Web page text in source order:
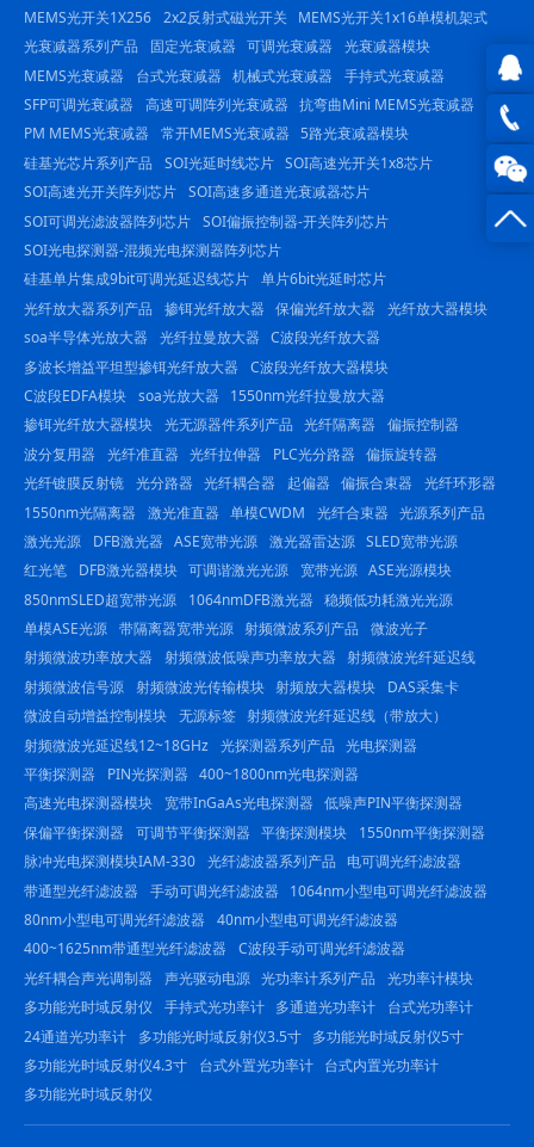
QQ在
线咨
0816
MEMS光开关1X256 2x2反射式磁光开关
MEMS光开关1x16单模机架式
光衰减器系列产品
固定光衰减器 可调光衰减器
光衰减器模块
MEMS光衰减器
台式光衰减器 机械式光衰减器
手持式光衰减器
SFP可调光衰减器
高速可调阵列光衰减器 抗弯曲Mini MEMS光衰减器
PM MEMS光衰减器
常开MEMS光衰减器 5路光衰减器模块
硅基光芯片系列产品
SOI光延时线芯片 SOI高速光开关1x8芯片
SOI高速光开关阵列芯片 SOI高速多通道光衰减器芯片
SOI可调光滤波器阵列芯片 SOI偏振控制器-开关阵列芯片
SOI光电探测器-混频光电探测器阵列芯片
硅基单片集成9bit可调光延迟线芯片 单片6bit光延时芯片
光纤放大器系列产品
掺铒光纤放大器 保偏光纤放大器
光纤放大器模块
soa半导体光放大器
光纤拉曼放大器 C波段光纤放大器
多波长增益平坦型掺铒光纤放大器
C波段光纤放大器模块
C波段EDFA模块 soa光放大器
1550nm光纤拉曼放大器
掺铒光纤放大器模块 光无源器件系列产品 光纤隔离器
偏振控制器
波分复用器
光纤准直器 光纤拉伸器 PLC光分路器
偏振旋转器
光纤镀膜反射镜 光分路器 光纤耦合器 起偏器 偏振合束器
光纤环形器
1550nm光隔离器
激光准直器 单模CWDM 光纤合束器
光源系列产品
激光光源
DFB激光器 ASE宽带光源 激光器雷达源 SLED宽带光源
红光笔
DFB激光器模块 可调谐激光光源 宽带光源 ASE光源模块
850nmSLED超宽带光源
1064nmDFB激光器 稳频低功耗激光光源
单模ASE光源 带隔离器宽带光源 射频微波系列产品
微波光子
射频微波功率放大器
射频微波低噪声功率放大器 射频微波光纤延迟线
射频微波信号源 射频微波光传输模块 射频放大器模块
DAS采集卡
微波自动增益控制模块 无源标签 射频微波光纤延迟线（带放大）
射频微波光延迟线12~18GHz 光探测器系列产品 光电探测器
平衡探测器
PIN光探测器 400~1800nm光电探测器
高速光电探测器模块
宽带InGaAs光电探测器 低噪声PIN平衡探测器
保偏平衡探测器
可调节平衡探测器 平衡探测模块
1550nm平衡探测器
脉冲光电探测模块IAM-330 光纤滤波器系列产品
电可调光纤滤波器
带通型光纤滤波器
手动可调光纤滤波器
1064nm小型电可调光纤滤波器
80nm小型电可调光纤滤波器
40nm小型电可调光纤滤波器
400~1625nm带通型光纤滤波器
C波段手动可调光纤滤波器
光纤耦合声光调制器
声光驱动电源 光功率计系列产品
光功率计模块
多功能光时域反射仪
手持式光功率计 多通道光功率计
台式光功率计
24通道光功率计
多功能光时域反射仪3.5寸
多功能光时域反射仪5寸
多功能光时域反射仪4.3寸
台式外置光功率计
台式内置光功率计
多功能光时域反射仪